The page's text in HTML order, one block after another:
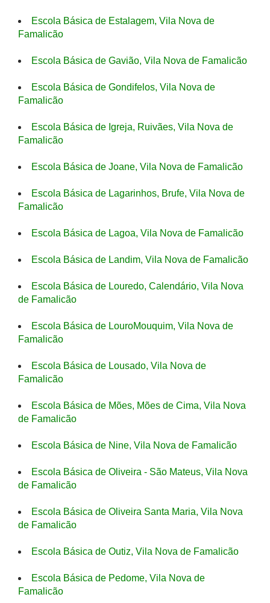
Escola Básica de Estalagem, Vila Nova de
Famalicão
Escola Básica de Gavião, Vila Nova de Famalicão
Escola Básica de Gondifelos, Vila Nova de
Famalicão
Escola Básica de Igreja, Ruivães, Vila Nova de
Famalicão
Escola Básica de Joane, Vila Nova de Famalicão
Escola Básica de Lagarinhos, Brufe, Vila Nova de
Famalicão
Escola Básica de Lagoa, Vila Nova de Famalicão
Escola Básica de Landim, Vila Nova de Famalicão
Escola Básica de Louredo, Calendário, Vila Nova
de Famalicão
Escola Básica de LouroMouquim, Vila Nova de
Famalicão
Escola Básica de Lousado, Vila Nova de
Famalicão
Escola Básica de Mões, Mões de Cima, Vila Nova
de Famalicão
Escola Básica de Nine, Vila Nova de Famalicão
Escola Básica de Oliveira - São Mateus, Vila Nova
de Famalicão
Escola Básica de Oliveira Santa Maria, Vila Nova
de Famalicão
Escola Básica de Outiz, Vila Nova de Famalicão
Escola Básica de Pedome, Vila Nova de
Famalicão